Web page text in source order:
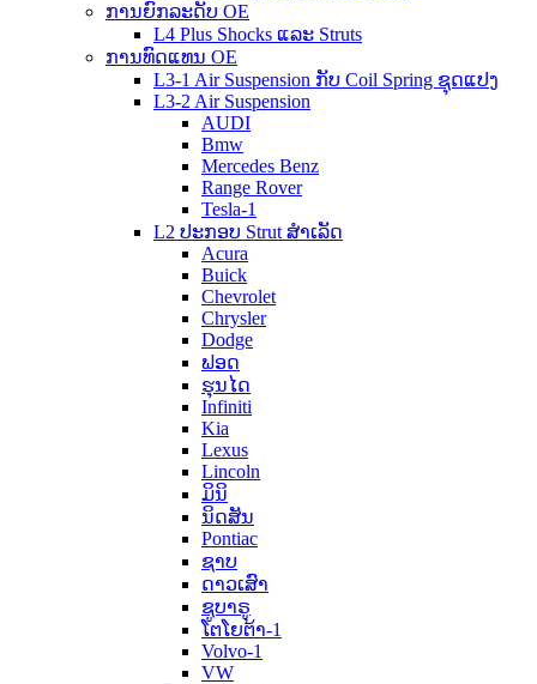
ການຍົກລະດັບ OE
L4 Plus Shocks ແລະ Struts
ການທົດແທນ OE
L3-1 Air Suspension ກັບ Coil Spring ຊຸດແປງ
L3-2 Air Suspension
AUDI
Bmw
Mercedes Benz
Range Rover
Tesla-1
L2 ປະກອບ Strut ສໍາເລັດ
Acura
Buick
Chevrolet
Chrysler
Dodge
ຟອດ
ຮຸນໄດ
Infiniti
Kia
Lexus
Lincoln
ມິນິ
ນິດສັນ
Pontiac
ຊາບ
ດາວເສົາ
ຊູບາຣູ
ໂຕໂຍຕ້າ-1
Volvo-1
VW